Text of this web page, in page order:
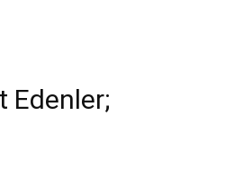
Edenler;